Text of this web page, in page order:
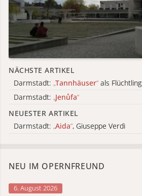
NÄCHSTE ARTIKEL
Darmstadt: „Tannhäuser“ als Flüchtling
Darmstadt: „Jenůfa“
NEUESTER ARTIKEL
Darmstadt: „Aida“, Giuseppe Verdi
NEU IM OPERNFREUND
6. August 2026